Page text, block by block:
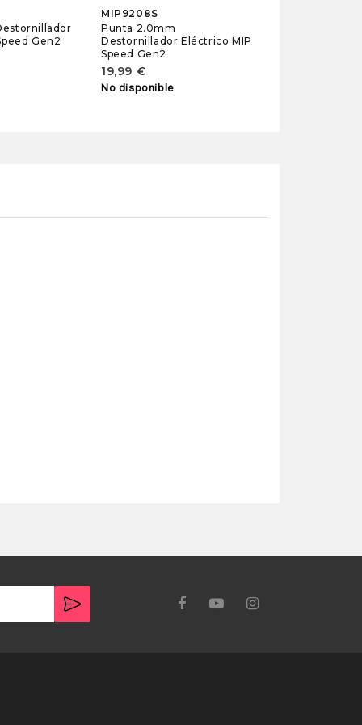
Gen2
MIP9208S
Punta 2.0mm
Destornillador Eléctrico MIP
Speed Gen2
19,99 €
No disponible